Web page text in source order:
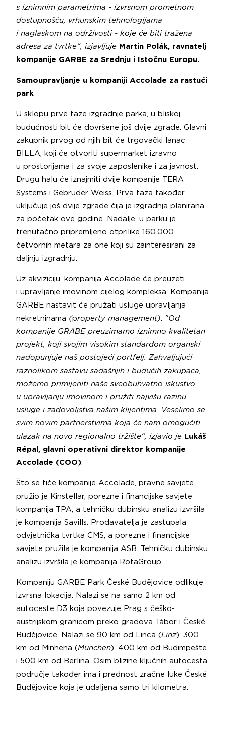
s iznimnim parametrima - izvrsnom prometnom
dostupnošću, vrhunskim tehnologijama
i naglaskom na održivosti - koje će biti tražena
adresa za tvrtke“, izjavljuje Martin Polák, ravnatelj
kompanije GARBE za Srednju i Istočnu Europu.
Samoupravljanje u kompaniji Accolade za rastući
park
U sklopu prve faze izgradnje parka, u bliskoj
budućnosti bit će dovršene još dvije zgrade. Glavni
zakupnik prvog od njih bit će trgovački lanac
BILLA, koji će otvoriti supermarket izravno
u prostorijama i za svoje zaposlenike i za javnost.
Drugu halu će iznajmiti dvije kompanije TERA
Systems i Gebrüder Weiss. Prva faza također
uključuje još dvije zgrade čija je izgradnja planirana
za početak ove godine. Nadalje, u parku je
trenutačno pripremljeno otprilike 160.000
četvornih metara za one koji su zainteresirani za
daljnju izgradnju.
Uz akviziciju, kompanija Accolade će preuzeti
i upravljanje imovinom cijelog kompleksa. Kompanija
GARBE nastavit će pružati usluge upravljanja
nekretninama (property management)
"Od
kompanije GRABE preuzimamo iznimno kvalitetan
projekt, koji svojim visokim standardom organski
nadopunjuje naš postojeći portfelj. Zahvaljujući
raznolikom sastavu sadašnjih i budućih zakupaca,
možemo primijeniti naše sveobuhvatno iskustvo
u upravljanju imovinom i pružiti najvišu razinu
usluge i zadovoljstva našim klijentima. Veselimo se
svim novim partnerstvima koja će nam omogućiti
ulazak na novo regionalno tržište“, izjavio je Lukáš
Répal, glavni operativni direktor kompanije
Accolade (COO)
Što se tiče kompanije Accolade, pravne savjete
pružio je Kinstellar, porezne i financijske savjete
kompanija TPA, a tehničku dubinsku analizu izvršila
je kompanija Savills. Prodavatelja je zastupala
odvjetnička tvrtka CMS, a porezne i financijske
savjete pružila je kompanija ASB. Tehničku dubinsku
analizu izvršila je kompanija RotaGroup.
Kompaniju GARBE Park České Budějovice odlikuje
izvrsna lokacija. Nalazi se na samo 2 km od
autoceste D3 koja povezuje Prag s češko-
austrijskom granicom preko gradova Tábor i České
Budějovice. Nalazi se 90 km od Linca (Linz), 300
km od Minhena (München), 400 km od Budimpešte
i 500 km od Berlina. Osim blizine ključnih autocesta,
područje također ima i prednost zračne luke České
Budějovice koja je udaljena samo tri kilometra.